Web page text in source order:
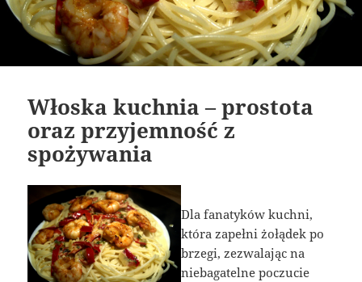
Włoska kuchnia – prostota
oraz przyjemność z
spożywania
Dla fanatyków kuchni,
która zapełni żołądek po
brzegi, zezwalając na
niebagatelne poczucie